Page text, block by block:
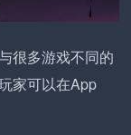
很多游戏不同的
家可以在App